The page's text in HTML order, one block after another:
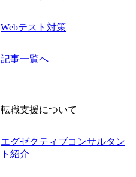
Webテスト対策
記事一覧へ
転職支援について
エグゼクティブコンサルタン
ト紹介